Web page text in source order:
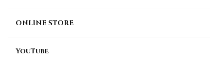
ONLINE STORE
YouTube